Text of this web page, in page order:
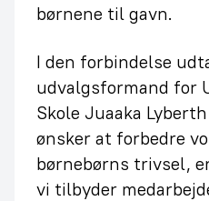
børnene til gavn.
I den forbindelse
udvalgsformand for
Skole Juaaka
ønsker at forbedre
børnebørns trivsel,
vi tilbyder